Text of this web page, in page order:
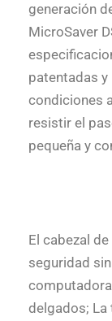
generación
MicroSaver
patentadas
condiciones
resistir el
pequeña y
El cabezal
seguridad
delgados; La